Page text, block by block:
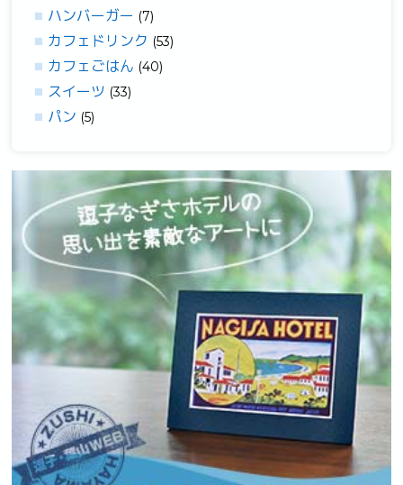
ハンバーガー (7)
カフェドリンク (53)
カフェごはん (40)
スイーツ (33)
パン (5)